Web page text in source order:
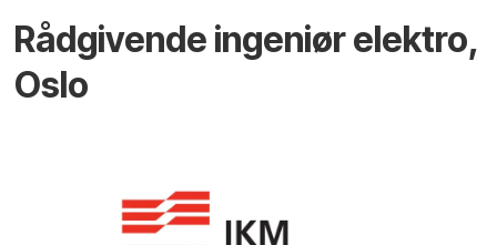
Rådgivende ingeniør elektro,
Oslo